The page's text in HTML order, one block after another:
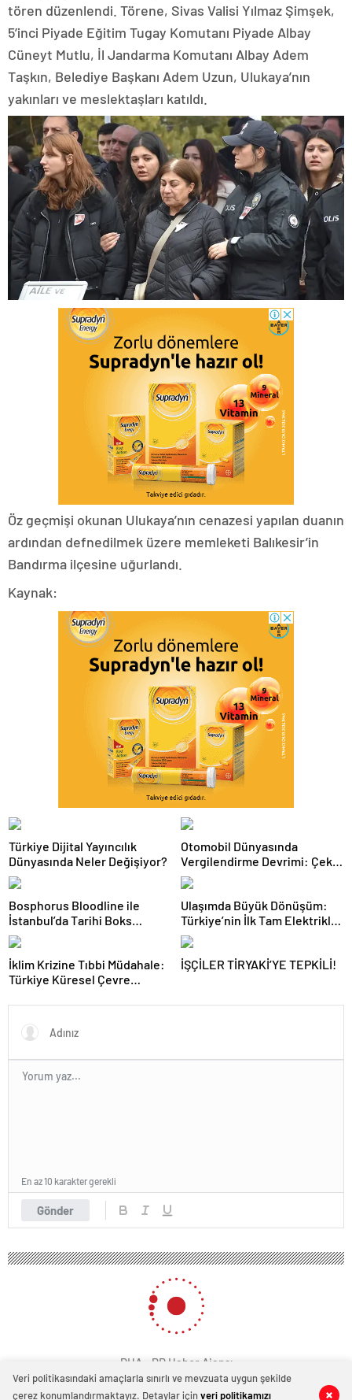
0 0
tören düzenlendi. Törene, Sivas Valisi Yılmaz Şimşek,
5’inci Piyade Eğitim Tugay Komutanı Piyade Albay
Cüneyt Mutlu, İl Jandarma Komutanı Albay Adem
Taşkın, Belediye Başkanı Adem Uzun, Ulukaya’nın
yakınları ve meslektaşları katıldı.
Öz geçmişi okunan Ulukaya’nın cenazesi yapılan duanın
ardından defnedilmek üzere memleketi Balıkesir’in
Bandırma ilçesine uğurlandı.
Kaynak:
Türkiye Dijital Yayıncılık
Dünyasında Neler Değişiyor?
Otomobil Dünyasında
Vergilendirme Devrimi: Çekiş
Sistemleri ve Yeni Dönem
Bosphorus Bloodline ile
İstanbul’da Tarihi Boks
Gecesi
Ulaşımda Büyük Dönüşüm:
Türkiye’nin İlk Tam Elektrikli
Akaryakıt İstasyonu Deneyimi
İklim Krizine Tıbbi Müdahale:
Türkiye Küresel Çevre
Değiştirdi?
İŞÇİLER TİRYAKİ’YE TEPKİLİ!
Gönder
En az 10 karakter gerekli
PHA - PR Haber Ajansı
Veri politikasındaki amaçlarla sınırlı ve mevzuata uygun şekilde
çerez konumlandırmaktayız. Detaylar içinveri politikamızı